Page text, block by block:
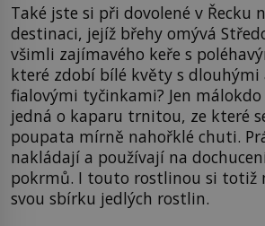
Také jste si při dovolené v Řecku
destinaci, jejíž břehy omývá
všimli zajímavého keře s
které zdobí bílé květy s dlouhými
fialovými tyčinkami? Jen málokdo
jedná o kaparu trnitou, ze které
poupata mírně nahořklé chuti.
nakládají a používají na
pokrmů. I touto rostlinou si totiž
svou sbírku jedlých rostlin.